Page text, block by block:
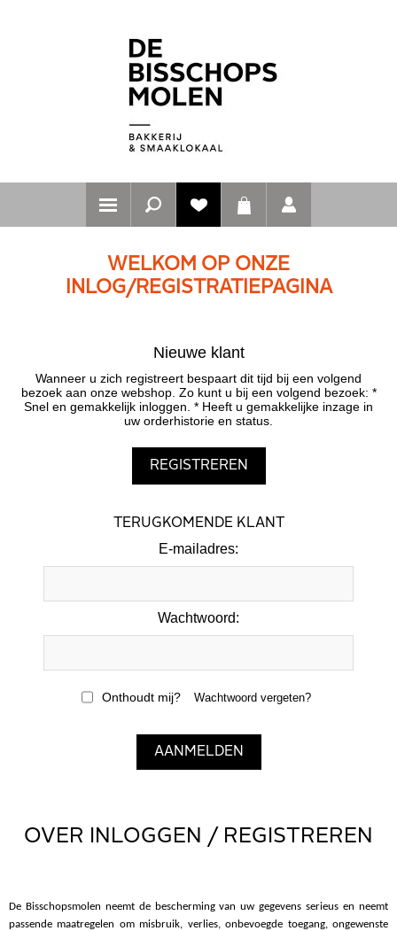
WELKOM OP ONZE
INLOG/REGISTRATIEPAGINA
Nieuwe klant
Wanneer u zich registreert bespaart dit tijd bij een volgend
bezoek aan onze webshop. Zo kunt u bij een volgend bezoek: *
Snel en gemakkelijk inloggen. * Heeft u gemakkelijke inzage in
uw orderhistorie en status.
TERUGKOMENDE KLANT
E-mailadres:
Wachtwoord:
Onthoudt mij? Wachtwoord vergeten?
OVER INLOGGEN / REGISTREREN
De Bisschopsmolen neemt de bescherming van uw gegevens serieus en neemt
passende maatregelen om misbruik, verlies, onbevoegde toegang, ongewenste